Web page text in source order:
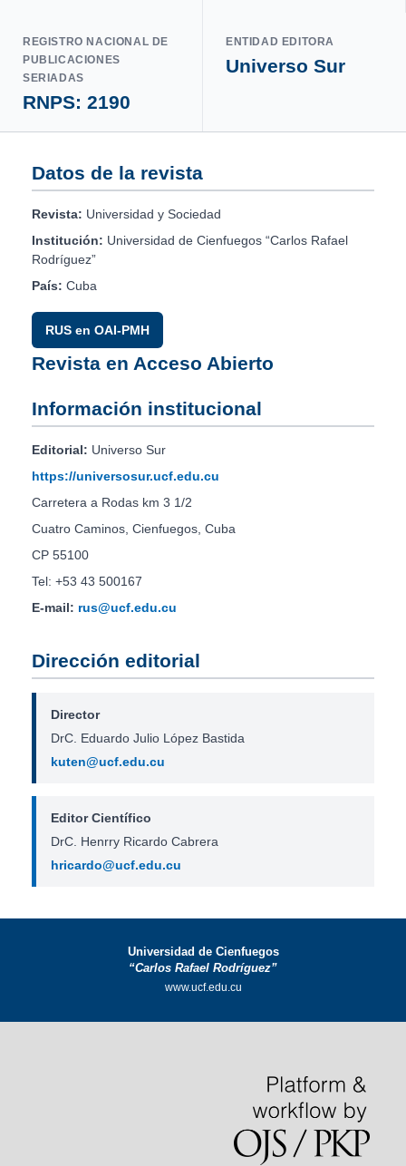
REGISTRO NACIONAL DE
PUBLICACIONES
SERIADAS
RNPS: 2190
ENTIDAD EDITORA
Universo Sur
Datos de la revista
Revista: Universidad y Sociedad
Institución: Universidad de Cienfuegos “Carlos Rafael
Rodríguez”
País: Cuba
RUS en OAI-PMH
Revista en Acceso Abierto
Información institucional
Editorial: Universo Sur
https://universosur.ucf.edu.cu
Carretera a Rodas km 3 1/2
Cuatro Caminos, Cienfuegos, Cuba
CP 55100
Tel: +53 43 500167
E-mail: rus@ucf.edu.cu
Dirección editorial
Director
DrC. Eduardo Julio López Bastida
kuten@ucf.edu.cu
Editor Científico
DrC. Henrry Ricardo Cabrera
hricardo@ucf.edu.cu
Universidad de Cienfuegos
“Carlos Rafael Rodríguez”
www.ucf.edu.cu